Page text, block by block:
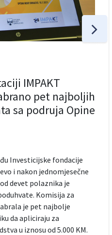
IMPAKT
pet najboljih
sa podruja Opine
Investicijske fondacije
i nakon jednomjesečne
devet polaznika je
Komisija za
je pet najbolje
da apliciraju za
u iznosu od 5.000 KM.